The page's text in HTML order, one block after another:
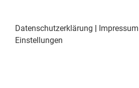
Datenschutzerklärung | Impressum
Einstellungen